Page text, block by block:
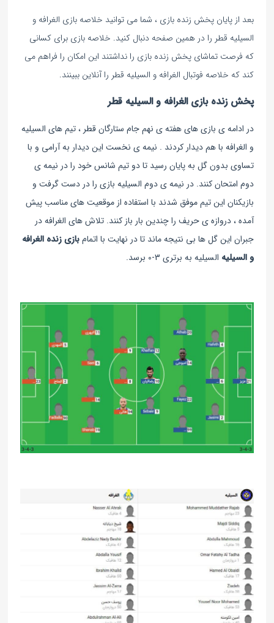
بعد از پایان پخش زنده بازی ، شما می توانید خلاصه بازی الغرافه و
السیلیه قطر را در همین صفحه دنبال کنید. خلاصه بازی برای کسانی
که فرصت تماشای پخش زنده بازی را نداشتند این امکان را فراهم می
کند که خلاصه فوتبال الغرافه و السیلیه قطر را آنلاین ببینند.
پخش زنده بازی الغرافه و السیلیه قطر
در ادامه ی بازی های هفته ی نهم جام ستارگان قطر ، تیم های السیلیه
و الغرافه با هم دیدار کردند . نیمه ی نخست این دیدار به آرامی و با
تساوی بدون گل به پایان رسید تا دو تیم شانس خود را در نیمه ی
دوم امتحان کنند. در نیمه ی دوم السیلیه بازی را در دست گرفت و
بازیکنان این تیم موفق شدند با استفاده از موقعیت های مناسب پیش
آمده ، دروازه ی حریف را چندین بار باز کنند. تلاش های الغرافه در
جبران این گل ها بی نتیجه ماند تا در نهایت با اتمامبازی زنده الغرافه
و السیلیه السیلیه به برتری 3-0 برسد.